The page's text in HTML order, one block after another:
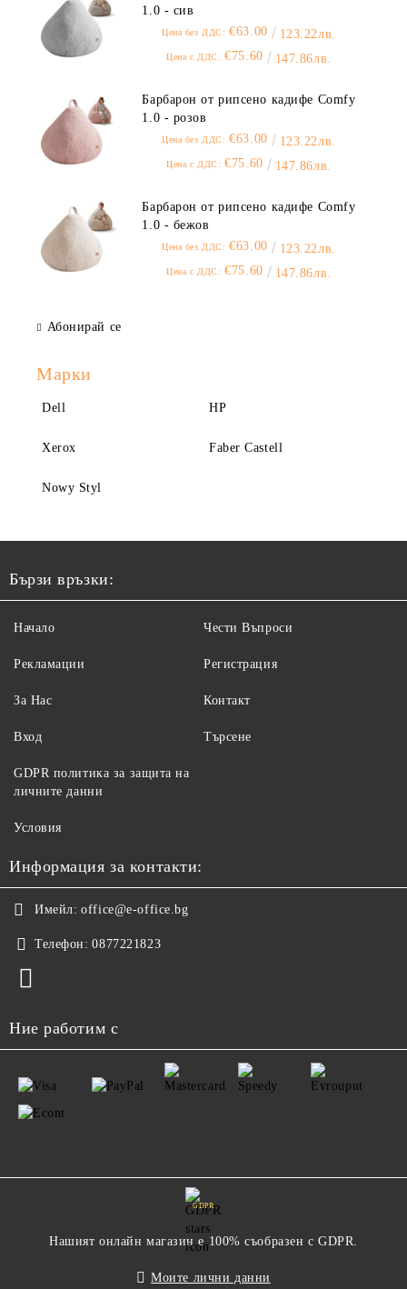
1.0 - сив
Цена без ДДС: €63.00 123.22лв.
Цена с ДДС: €75.60 147.86лв.
Барбарон от рипсено кадифе Comfy
1.0 - розов
Цена без ДДС: €63.00 123.22лв.
Цена с ДДС: €75.60 147.86лв.
Барбарон от рипсено кадифе Comfy
1.0 - бежов
Цена без ДДС: €63.00 123.22лв.
Цена с ДДС: €75.60 147.86лв.
Абонирай се
Марки
Dell HP
Xerox Faber Castell
Nowy Styl
Бързи връзки:
Начало
Рекламации
За Нас
Вход
Чести Въпроси
Регистрация
Контакт
Търсене
GDPR политика за защита на
личните данни
Условия
Информация за контакти:
Имейл: office@e-office.bg
Телефон: 0877221823
Ние работим с
GDPR
Нашият онлайн магазин е 100% съобразен с GDPR.
Моите лични данни